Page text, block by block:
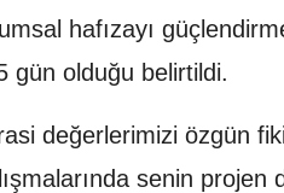
hafızayı
gün olduğu belirtildi.
değerlerimizi özgün
senin projen